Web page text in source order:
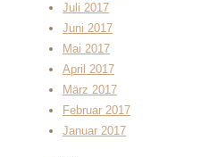
Juli 2017
Juni 2017
Mai 2017
April 2017
März 2017
Februar 2017
Januar 2017